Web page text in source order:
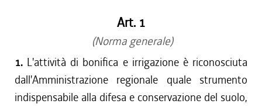
Art. 1
(Norma generale)
1. L'attività di bonifica e irrigazione è riconosciuta
dall'Amministrazione regionale quale strumento
indispensabile alla difesa e conservazione del suolo,